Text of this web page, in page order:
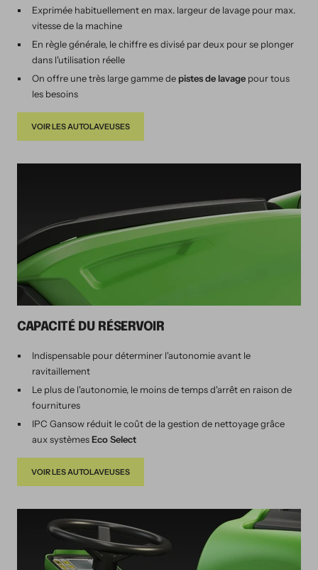
Exprimée habituellement en max. largeur de lavage pour max.
vitesse de la machine
En règle générale, le chiffre es divisé par deux pour se plonger
dans l'utilisation réelle
On offre une très large gamme de pistes de lavage pour tous
les besoins
VOIR LES AUTOLAVEUSES
CAPACITÉ DU RÉSERVOIR
Indispensable pour déterminer l'autonomie avant le
ravitaillement
Le plus de l'autonomie, le moins de temps d'arrêt en raison de
fournitures
IPC Gansow réduit le coût de la gestion de nettoyage grâce
aux systèmesEco Select
VOIR LES AUTOLAVEUSES